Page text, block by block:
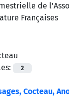
2
Cocteau,